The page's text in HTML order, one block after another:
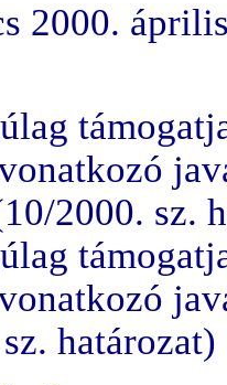
2000.
2000. sz.
határozat)